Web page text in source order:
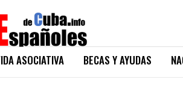
ASOCIATIVA BECAS Y AYUDAS